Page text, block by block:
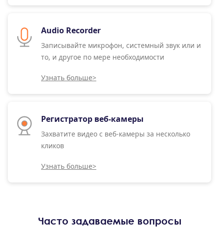
Audio Recorder
Записывайте микрофон, системный звук или и
то, и другое по мере необходимости
Узнать больше>
Регистратор веб-камеры
Захватите видео с веб-камеры за несколько
кликов
Узнать больше>
Часто задаваемые вопросы